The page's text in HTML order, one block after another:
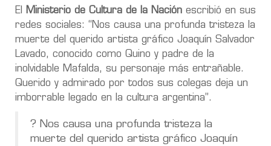
El Ministerio de Cultura de la Nación escribió en sus
redes sociales: “Nos causa una profunda tristeza la
muerte del querido artista gráfico Joaquín Salvador
Lavado, conocido como Quino y padre de la
inolvidable Mafalda, su personaje más entrañable.
Querido y admirado por todos sus colegas deja un
imborrable legado en la cultura argentina”.
? Nos causa una profunda tristeza la
muerte del querido artista gráfico Joaquín